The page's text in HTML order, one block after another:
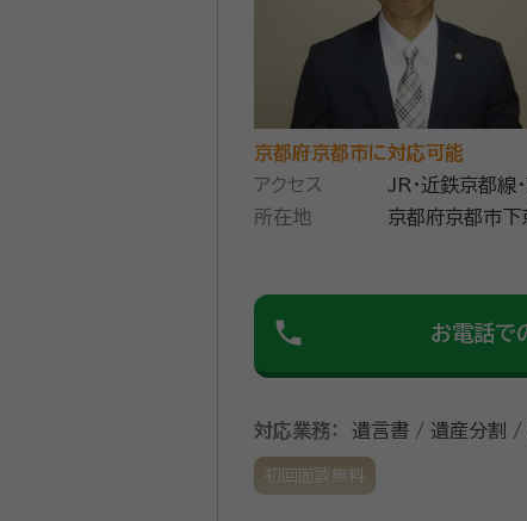
めるためのお手伝いをさせていただ
資格等：
行政書士
所属団体：
京都府行政書士会
京都府京都市に対応可能
アクセス
JR・近鉄京都
所在地
京都府京都市
phone お電話で
対応業務： 遺言書 / 遺産分割 /
初回面談無料